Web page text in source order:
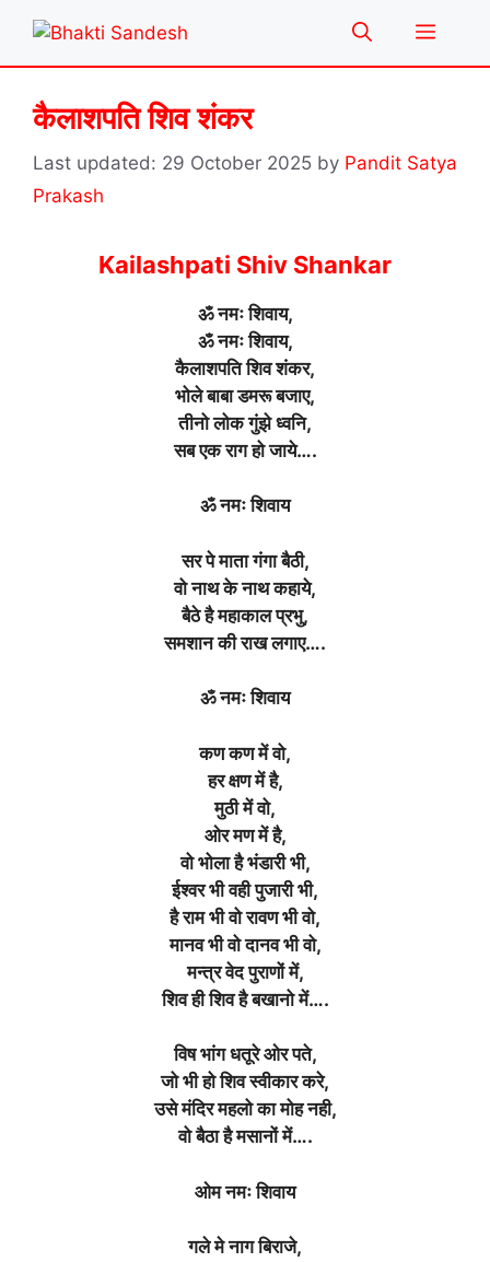
content
Menu
कैलाशपति शिव शंकर
29 October 2025 by Pandit Satya
Prakash
Kailashpati Shiv Shankar
ॐ नमः शिवाय,
ॐ नमः शिवाय,
कैलाशपति शिव शंकर,
भोले बाबा डमरू बजाए,
तीनो लोक गुंझे ध्वनि,
सब एक राग हो जाये….
ॐ नमः शिवाय
सर पे माता गंगा बैठी,
वो नाथ के नाथ कहाये,
बैठे है महाकाल प्रभु,
समशान की राख लगाए….
ॐ नमः शिवाय
कण कण में वो,
हर क्षण में है,
मुठी में वो,
ओर मण में है,
वो भोला है भंडारी भी,
ईश्वर भी वही पुजारी भी,
है राम भी वो रावण भी वो,
मानव भी वो दानव भी वो,
मन्त्र वेद पुराणों में,
शिव ही शिव है बखानो में….
विष भांग धतूरे ओर पते,
जो भी हो शिव स्वीकार करे,
उसे मंदिर महलो का मोह नही,
वो बैठा है मसानों में….
ओम नमः शिवाय
गले मे नाग बिराजे,